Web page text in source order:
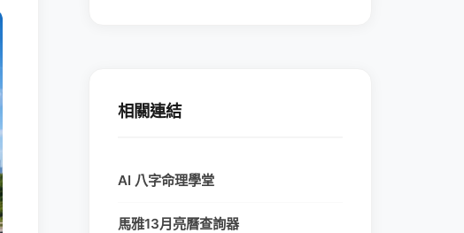
相關連結
AI 八字命理學堂
馬雅13月亮曆查詢器